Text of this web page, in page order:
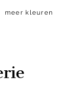
meer kleuren